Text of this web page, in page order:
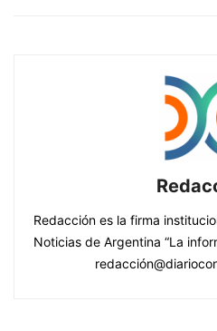
Redacción es la firma
Noticias de Argentina “La